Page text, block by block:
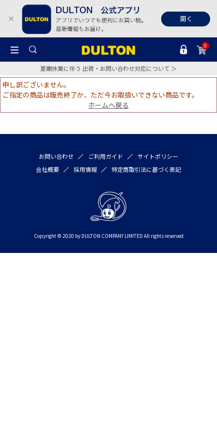
0
夏期休業に伴う 出荷・お問い合わせ対応について ＞
申し訳ございません。
ご指定の商品は販売終了か、ただ今お取扱いできない商品です。
ホームへ戻る
お問い合わせ ご利用ガイド
サイトポリシー
会社概要
採用情報 特定商取引法に基づく表記
Copyright © 2020 by DULTON COMPANY LIMITED All rights reserved